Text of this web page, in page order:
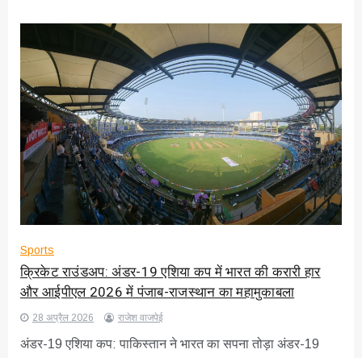
Sports
क्रिकेट राउंडअप: अंडर-19 एशिया कप में भारत की करारी हार
और आईपीएल 2026 में पंजाब-राजस्थान का महामुकाबला
28 अप्रैल 2026 राजेश वाजपेई
अंडर-19 एशिया कप: पाकिस्तान ने भारत का सपना तोड़ा अंडर-19